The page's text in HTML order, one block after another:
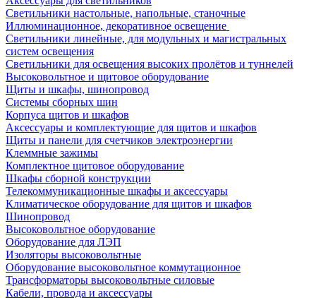
Светильники настольные, напольные, станочные
Иллюминационное, декоративное освещение
Светильники линейные, для модульных и магистральных
систем освещения
Светильники для освещения высоких пролётов и туннелей
Высоковольтное и щитовое оборудование
Щиты и шкафы, шинопровод
Системы сборных шин
Корпуса щитов и шкафов
Аксессуары и комплектующие для щитов и шкафов
Щиты и панели для счетчиков электроэнергии
Клеммные зажимы
Комплектное щитовое оборудование
Шкафы сборной конструкции
Телекоммуникационные шкафы и аксессуары
Климатическое оборудование для щитов и шкафов
Шинопровод
Высоковольтное оборудование
Оборудование для ЛЭП
Изоляторы высоковольтные
Оборудование высоковольтное коммутационное
Трансформаторы высоковольтные силовые
Кабели, провода и аксессуары